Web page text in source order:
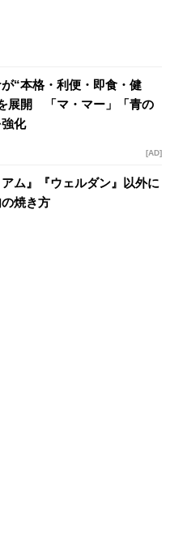
“本格・利便・即食・健
展開 「マ・マー」「青の
化
AD
アム』『ウェルダン』以外に
焼き方